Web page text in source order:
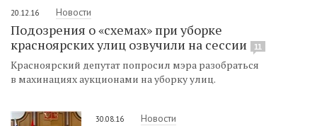
20.12.16 Новости
Подозрения о «схемах» при уборке
красноярских улиц озвучили на сессии
11
Красноярский депутат попросил мэра разобраться
в махинациях аукционами на уборку улиц.
30.08.16 Новости